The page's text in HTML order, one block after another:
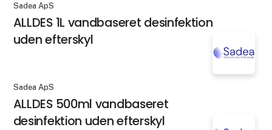
Sadea ApS
ALLDES 1L vandbaseret desinfektion
uden efterskyl
Sadea ApS
ALLDES 500ml vandbaseret
desinfektion uden efterskyl